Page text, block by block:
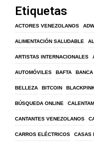
Etiquetas
ACTORES VENEZOLANOS
ALIMENTACIÓN SALUDABLE
ARTISTAS INTERNACIONALES
AUTOMÓVILES BAFTA BANCA
BELLEZA BITCOIN
BÚSQUEDA ONLINE
CANTANTES VENEZOLANOS
CARROS ELÉCTRICOS CASAS